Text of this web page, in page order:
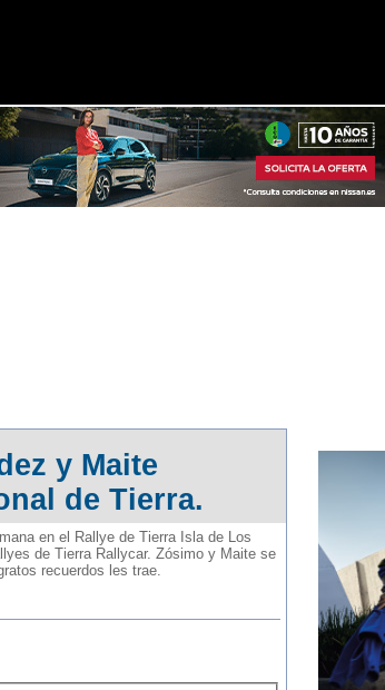
y Maite
de Tierra.
en el Rallye de Tierra Isla de Los
de Tierra Rallycar. Zósimo y Maite se
recuerdos les trae.